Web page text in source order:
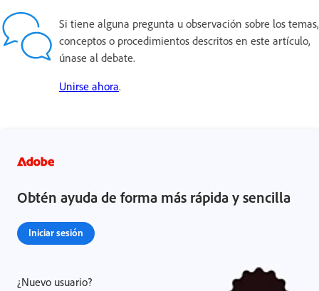
Si tiene alguna pregunta u observación sobre los temas,
conceptos o procedimientos descritos en este artículo,
únase al debate.
Unirse ahora.
Obtén ayuda de forma más rápida y sencilla
Iniciar sesión
¿Nuevo usuario?